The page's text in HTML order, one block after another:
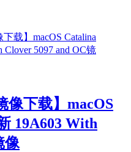
像下载】macOS
19A603 With
像